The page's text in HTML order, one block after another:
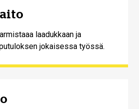
laadukkaan ja
jokaisessa työssä.